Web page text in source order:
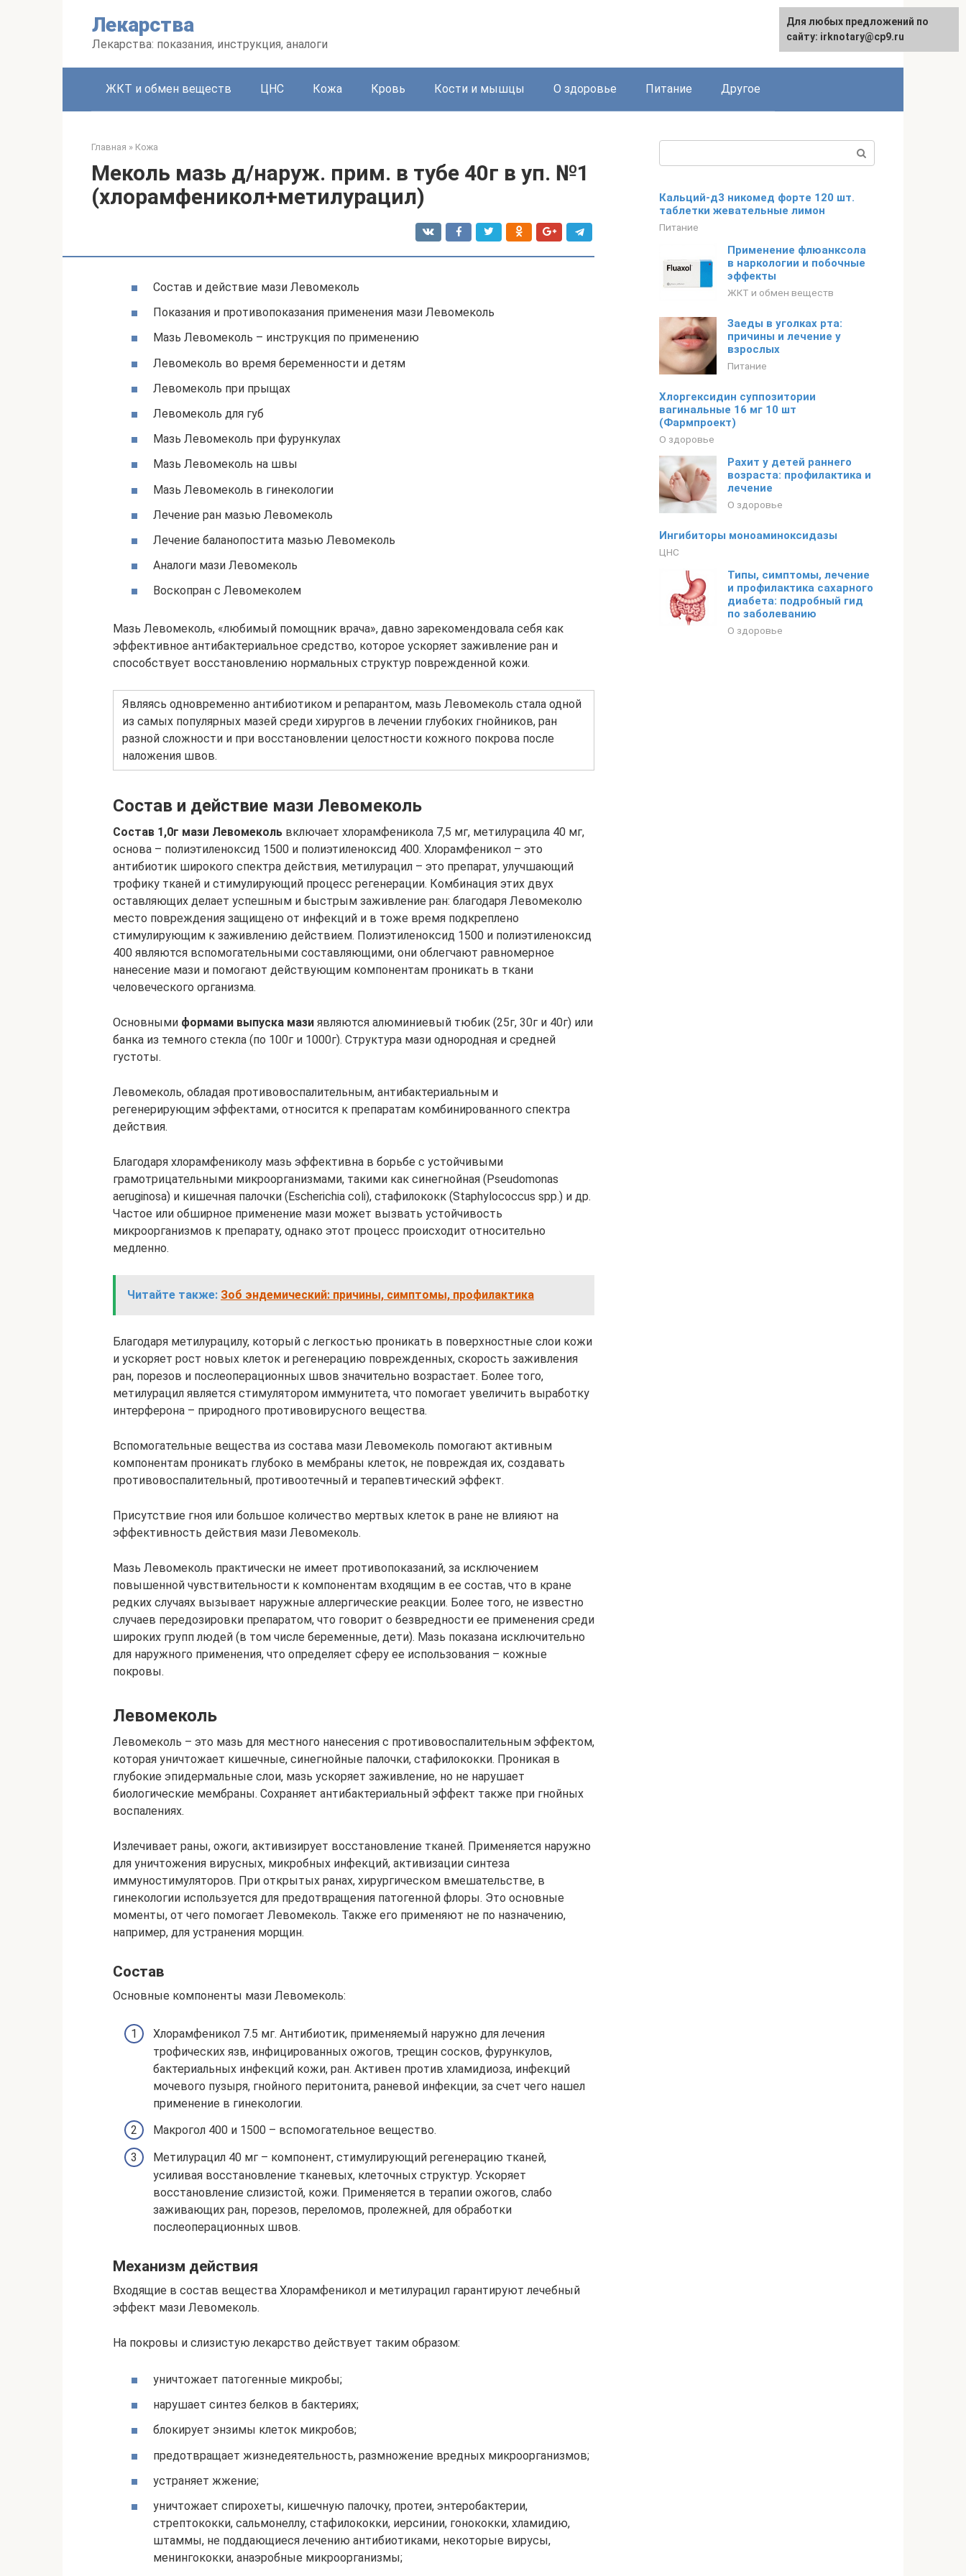
Лекарства
Лекарства: показания, инструкция, аналоги
ЖКТ и обмен веществ ЦНС Кожа Кровь Кости и мышцы О здоровье Питание Другое
Главная » Кожа
Меколь мазь д/наруж. прим. в тубе 40г в уп. №1
(хлорамфеникол+метилурацил)
Состав и действие мази Левомеколь
Показания и противопоказания применения мази Левомеколь
Мазь Левомеколь – инструкция по применению
Левомеколь во время беременности и детям
Левомеколь при прыщах
Левомеколь для губ
Мазь Левомеколь при фурункулах
Мазь Левомеколь на швы
Мазь Левомеколь в гинекологии
Лечение ран мазью Левомеколь
Лечение баланопостита мазью Левомеколь
Аналоги мази Левомеколь
Воскопран с Левомеколем
Мазь Левомеколь, «любимый помощник врача», давно зарекомендовала себя как
эффективное антибактериальное средство, которое ускоряет заживление ран и
способствует восстановлению нормальных структур поврежденной кожи.
Являясь одновременно антибиотиком и репарантом, мазь Левомеколь стала одной
из самых популярных мазей среди хирургов в лечении глубоких гнойников, ран
разной сложности и при восстановлении целостности кожного покрова после
наложения швов.
Состав и действие мази Левомеколь
Состав 1,0г мази Левомеколь включает хлорамфеникола 7,5 мг, метилурацила 40 мг,
основа – полиэтиленоксид 1500 и полиэтиленоксид 400. Хлорамфеникол – это
антибиотик широкого спектра действия, метилурацил – это препарат, улучшающий
трофику тканей и стимулирующий процесс регенерации. Комбинация этих двух
оставляющих делает успешным и быстрым заживление ран: благодаря Левомеколю
место повреждения защищено от инфекций и в тоже время подкреплено
стимулирующим к заживлению действием. Полиэтиленоксид 1500 и полиэтиленоксид
400 являются вспомогательными составляющими, они облегчают равномерное
нанесение мази и помогают действующим компонентам проникать в ткани
человеческого организма.
Основными формами выпуска мази являются алюминиевый тюбик (25г, 30г и 40г) или
банка из темного стекла (по 100г и 1000г). Структура мази однородная и средней
густоты.
Левомеколь, обладая противовоспалительным, антибактериальным и
регенерирующим эффектами, относится к препаратам комбинированного спектра
действия.
Благодаря хлорамфениколу мазь эффективна в борьбе с устойчивыми
грамотрицательными микроорганизмами, такими как синегнойная (Pseudomonas
aeruginosa) и кишечная палочки (Escherichia coli), стафилококк (Staphylococcus spp.) и др.
Частое или обширное применение мази может вызвать устойчивость
микроорганизмов к препарату, однако этот процесс происходит относительно
медленно.
Читайте также: Зоб эндемический: причины, симптомы, профилактика
Благодаря метилурацилу, который с легкостью проникать в поверхностные слои кожи
и ускоряет рост новых клеток и регенерацию поврежденных, скорость заживления
ран, порезов и послеоперационных швов значительно возрастает. Более того,
метилурацил является стимулятором иммунитета, что помогает увеличить выработку
интерферона – природного противовирусного вещества.
Вспомогательные вещества из состава мази Левомеколь помогают активным
компонентам проникать глубоко в мембраны клеток, не повреждая их, создавать
противовоспалительный, противоотечный и терапевтический эффект.
Присутствие гноя или большое количество мертвых клеток в ране не влияют на
эффективность действия мази Левомеколь.
Мазь Левомеколь практически не имеет противопоказаний, за исключением
повышенной чувствительности к компонентам входящим в ее состав, что в кране
редких случаях вызывает наружные аллергические реакции. Более того, не известно
случаев передозировки препаратом, что говорит о безвредности ее применения среди
широких групп людей (в том числе беременные, дети). Мазь показана исключительно
для наружного применения, что определяет сферу ее использования – кожные
покровы.
Левомеколь
Левомеколь – это мазь для местного нанесения с противовоспалительным эффектом,
которая уничтожает кишечные, синегнойные палочки, стафилококки. Проникая в
глубокие эпидермальные слои, мазь ускоряет заживление, но не нарушает
биологические мембраны. Сохраняет антибактериальный эффект также при гнойных
воспалениях.
Излечивает раны, ожоги, активизирует восстановление тканей. Применяется наружно
для уничтожения вирусных, микробных инфекций, активизации синтеза
иммуностимуляторов. При открытых ранах, хирургическом вмешательстве, в
гинекологии используется для предотвращения патогенной флоры. Это основные
моменты, от чего помогает Левомеколь. Также его применяют не по назначению,
например, для устранения морщин.
Состав
Основные компоненты мази Левомеколь:
Хлорамфеникол 7.5 мг. Антибиотик, применяемый наружно для лечения
трофических язв, инфицированных ожогов, трещин сосков, фурункулов,
бактериальных инфекций кожи, ран. Активен против хламидиоза, инфекций
мочевого пузыря, гнойного перитонита, раневой инфекции, за счет чего нашел
применение в гинекологии.
Макрогол 400 и 1500 – вспомогательное вещество.
Метилурацил 40 мг – компонент, стимулирующий регенерацию тканей,
усиливая восстановление тканевых, клеточных структур. Ускоряет
восстановление слизистой, кожи. Применяется в терапии ожогов, слабо
заживающих ран, порезов, переломов, пролежней, для обработки
послеоперационных швов.
Механизм действия
Входящие в состав вещества Хлорамфеникол и метилурацил гарантируют лечебный
эффект мази Левомеколь.
На покровы и слизистую лекарство действует таким образом:
уничтожает патогенные микробы;
нарушает синтез белков в бактериях;
блокирует энзимы клеток микробов;
предотвращает жизнедеятельность, размножение вредных микроорганизмов;
устраняет жжение;
уничтожает спирохеты, кишечную палочку, протеи, энтеробактерии,
стрептококки, сальмонеллу, стафилококки, иерсинии, гонококки, хламидию,
штаммы, не поддающиеся лечению антибиотиками, некоторые вирусы,
менингококки, анаэробные микроорганизмы;
Кальций-д3 никомед форте 120 шт.
таблетки жевательные лимон
Питание
Применение флюанксола
в наркологии и побочные
эффекты
ЖКТ и обмен веществ
Заеды в уголках рта:
причины и лечение у
взрослых
Питание
Хлоргексидин суппозитории
вагинальные 16 мг 10 шт
(Фармпроект)
О здоровье
Рахит у детей раннего
возраста: профилактика и
лечение
О здоровье
Ингибиторы моноаминоксидазы
ЦНС
Типы, симптомы, лечение
и профилактика сахарного
диабета: подробный гид
по заболеванию
О здоровье
Для любых предложений по
сайту: irknotary@cp9.ru